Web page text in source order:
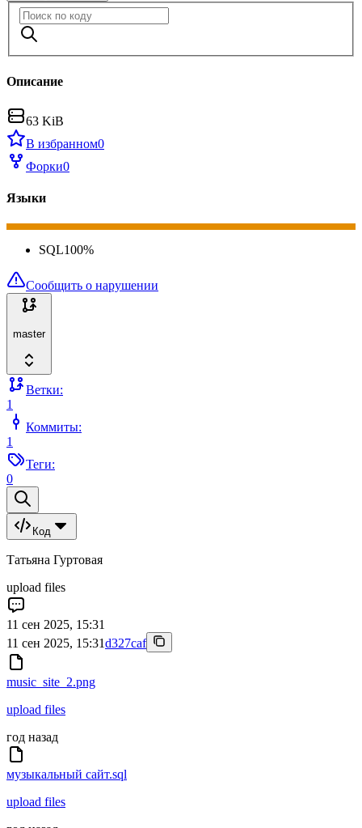
Описание
63 KiB
В избранном0
Форки0
Языки
SQL100%
Сообщить о нарушении
master
Ветки:
1
Коммиты:
1
Теги:
0
Код
Татьяна Гуртовая
upload files
11 сен 2025, 15:31
11 сен 2025, 15:31d327caf
music_site_2.png
upload files
год назад
музыкальный сайт.sql
upload files